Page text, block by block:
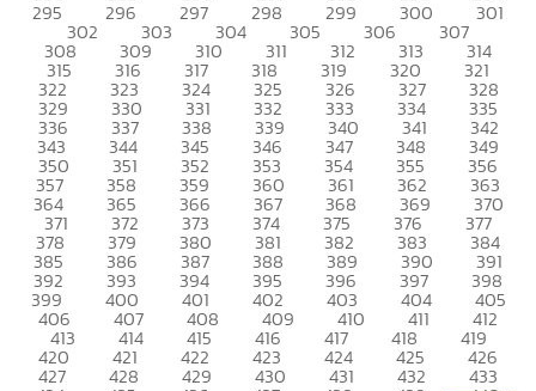
295 296 297 298 299 300 301
302 303 304 305 306 307
308 309 310 311 312 313 314
315 316 317 318 319 320 321
322 323 324 325 326 327 328
329 330 331 332 333 334 335
336 337 338 339 340 341 342
343 344 345 346 347 348 349
350 351 352 353 354 355 356
357 358 359 360 361 362 363
364 365 366 367 368 369 370
371 372 373 374 375 376 377
378 379 380 381 382 383 384
385 386 387 388 389 390 391
392 393 394 395 396 397 398
399 400 401 402 403 404 405
406 407 408 409 410 411 412
413 414 415 416 417 418 419
420 421 422 423 424 425 426
427 428 429 430 431 432 433